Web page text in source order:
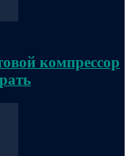
компрессор